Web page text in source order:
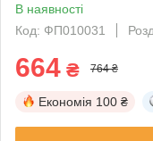
В наявності
Код: ФП010031
664 ₴ 764 ₴
Економія 100 ₴